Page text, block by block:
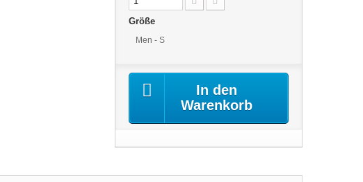
Größe
Men - S
In den
Warenkorb